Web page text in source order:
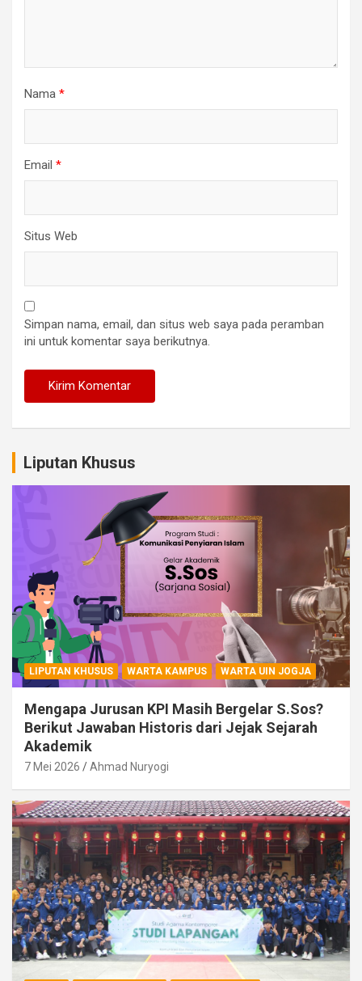
Nama *
Email *
Situs Web
Simpan nama, email, dan situs web saya pada peramban
ini untuk komentar saya berikutnya.
Liputan Khusus
LIPUTAN KHUSUS WARTA KAMPUS WARTA UIN JOGJA
Mengapa Jurusan KPI Masih Bergelar S.Sos?
Berikut Jawaban Historis dari Jejak Sejarah
Akademik
7 Mei 2026 Ahmad Nuryogi